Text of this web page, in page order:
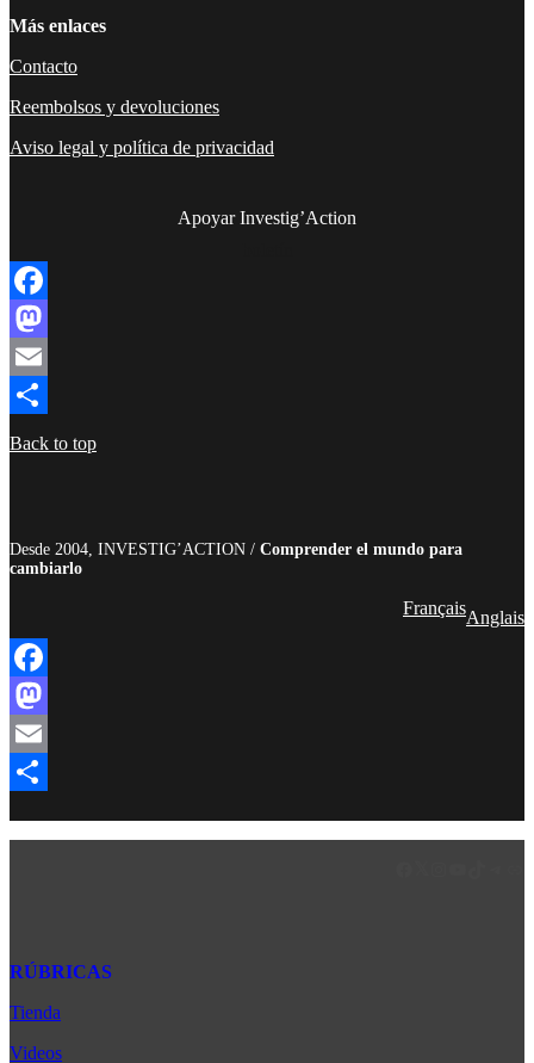
Más enlaces
Contacto
Reembolsos y devoluciones
Aviso legal y política de privacidad
Apoyar Investig’Action
Facebook
Mastodon
Email
Compartir
Back to top
Desde 2004, INVESTIG’ACTION / Comprender el mundo para
cambiarlo
FrançaisAnglais
Facebook
Mastodon
Email
RÚBRICAS
Africa
América Latina
Tienda
Videos